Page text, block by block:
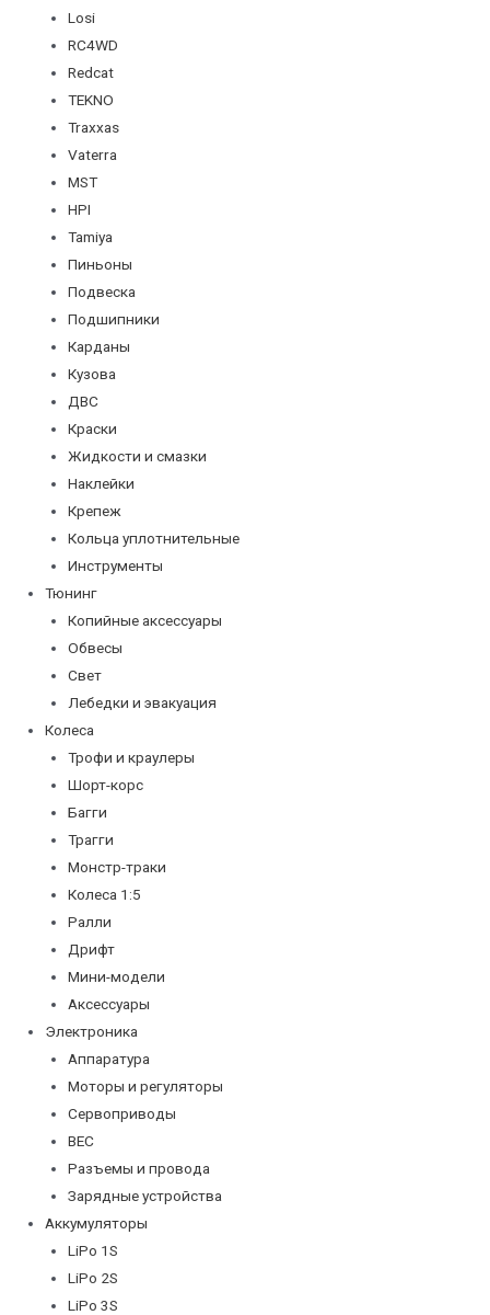
Losi
RC4WD
Redcat
TEKNO
Traxxas
Vaterra
MST
HPI
Tamiya
Пиньоны
Подвеска
Подшипники
Карданы
Кузова
ДВС
Краски
Жидкости и смазки
Наклейки
Крепеж
Кольца уплотнительные
Инструменты
Тюнинг
Копийные аксессуары
Обвесы
Свет
Лебедки и эвакуация
Колеса
Трофи и краулеры
Шорт-корс
Багги
Трагги
Монстр-траки
Колеса 1:5
Ралли
Дрифт
Мини-модели
Аксессуары
Электроника
Аппаратура
Моторы и регуляторы
Сервоприводы
BEC
Разъемы и провода
Зарядные устройства
Аккумуляторы
LiPo 1S
LiPo 2S
LiPo 3S